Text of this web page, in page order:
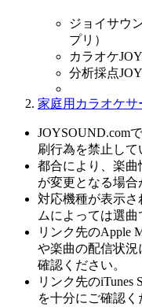
ジョイサウ
プリ）
カラオケ
分析採点
家庭用カラオケサ
JOYSOUND.com
刷行為を禁止して
都合により、楽
が変更となる場合
対応機種が表示
ムによっては選曲
リンク先のApple
や楽曲の配信状
確認ください。
リンク先のiTunes
を十分にご確認く